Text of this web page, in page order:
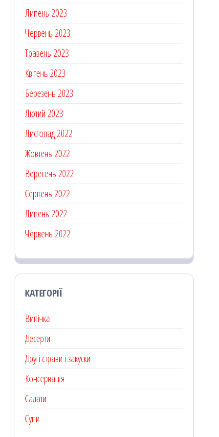
Липень 2023
Червень 2023
Травень 2023
Квітень 2023
Березень 2023
Лютий 2023
Листопад 2022
Жовтень 2022
Вересень 2022
Серпень 2022
Липень 2022
Червень 2022
КАТЕГОРІЇ
Випічка
Десерти
Другі страви і закуски
Консервація
Салати
Супи